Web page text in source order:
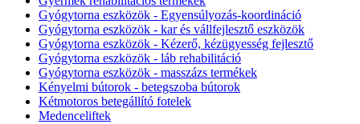
Gyógytorna eszközök - Egyensúlyozás-koordináció
Gyógytorna eszközök - kar és vállfejlesztő eszközök
Gyógytorna eszközök - Kézerő, kézügyesség fejlesztő
Gyógytorna eszközök - láb rehabilitáció
Gyógytorna eszközök - masszázs termékek
Kényelmi bútorok - betegszoba bútorok
Kétmotoros betegállító fotelek
Medenceliftek